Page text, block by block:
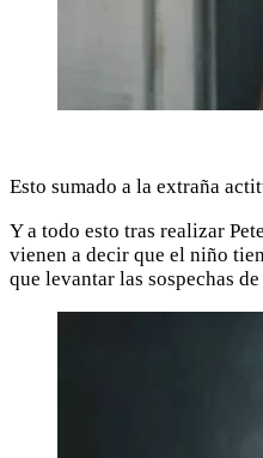
Esto sumado a la extraña
Y a todo esto tras realizar
vienen a decir que el niño
que levantar las sospechas